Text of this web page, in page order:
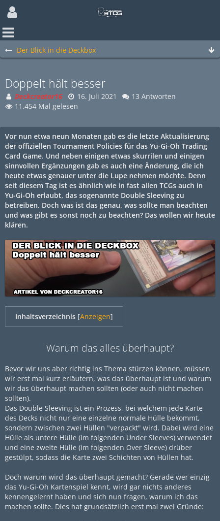
Der Blick in die Deckbox
Doppelt hält besser
Deckcreator16 16. Juli 2021
13 Antworten
11.454 Mal gelesen
Vor nun etwa neun Monaten gab es die letzte Aktualisierung
der offiziellen Tournament Policies für das Yu-Gi-Oh Trading
Card Game. Und neben einigen etwas skurrilen und einigen
sinnvollen Ergänzungen gab es auch eine Änderung, die ich
heute etwas genauer unter die Lupe nehmen möchte. Denn
seit diesem Tag ist es ähnlich wie in fast allen TCGs auch in
Yu-Gi-Oh erlaubt, das sogenannte Double Sleeving zu
betreiben. Doch was ist das genau, was sollte man beachten
und was gibt es sonst noch zu beachten? Das wollen wir heute
klären.
Inhaltsverzeichnis [Anzeigen]
Warum das alles überhaupt?
Bevor wir uns aber richtig ins Thema stürzen können, müssen
wir erst mal kurz erläutern, was das überhaupt ist und warum
wir das überhaupt machen sollten (oder auch nicht machen
sollten).
Das Double Sleeving ist ein Prozess, bei welchem jede Karte
des Decks nicht nur eine einzelne normale Hülle bekommt,
sondern zwischen zwei Hüllen "verpackt" wird. Dabei wird eine
Hülle als untere Hülle (im folgenden Under Sleeves) verwendet
und eine zweite Hülle (im folgenden Over Sleeve) drüber
gestülpt, sodass die Karte zwei Schichten von Hüllen hat.
Doch warum wird das überhaupt gemacht? Gerade wer einzig
das Yu-Gi-Oh Kartenspiel kennt, wird gar nichts anderes
kennengelernt haben und sich nun fragen, warum ich das
machen sollte. Dies hat grundsätzlich erst mal zwei Gründe: